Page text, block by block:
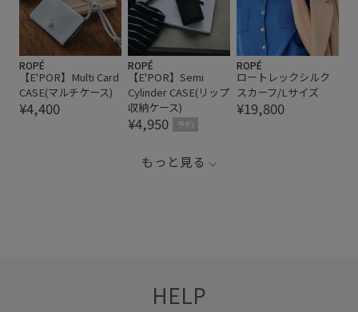
ROPÉ
【E'POR】Multi Card
CASE(マルチケース)
¥4,400
ROPÉ
【E'POR】Semi
Cylinder CASE(リップ
収納ケース)
¥4,950 予約
ROPÉ
ロートレックシルク
スカーフ/Lサイズ
¥19,800
もっと見る
HELP